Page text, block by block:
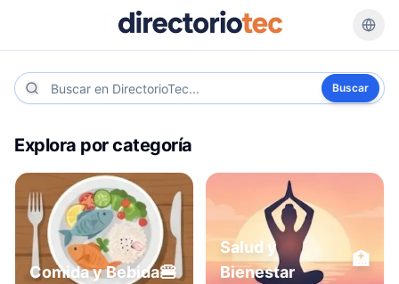
Buscar
Explora por categoría
Comida y Bebida🍔
Salud y
Bienestar
🏥